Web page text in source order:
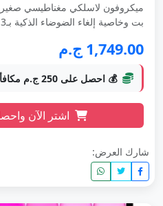
بت وخاصية إلغاء الضوضاء الذكية بـ3 مستويا...
1,749.00 ج.م
💰 احصل على 250 ج.م مكافأة
اشتر الآن
شارك العرض: